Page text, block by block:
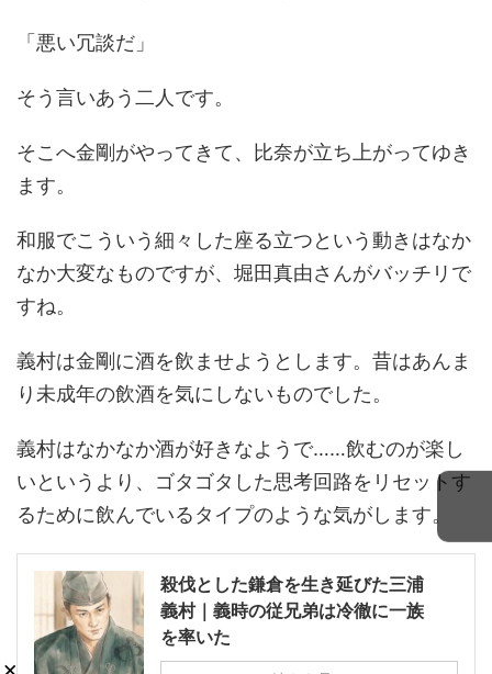
「悪い冗談だ」
そう言いあう二人です。
そこへ金剛がやってきて、比奈が立ち上がってゆき
ます。
和服でこういう細々した座る立つという動きはなか
なか大変なものですが、堀田真由さんがバッチリで
すね。
義村は金剛に酒を飲ませようとします。昔はあんま
り未成年の飲酒を気にしないものでした。
義村はなかなか酒が好きなようで……飲むのが楽し
いというより、ゴタゴタした思考回路をリセットす
るために飲んでいるタイプのような気がします。
殺伐とした鎌倉を生き延びた三浦
義村｜義時の従兄弟は冷徹に一族
を率いた